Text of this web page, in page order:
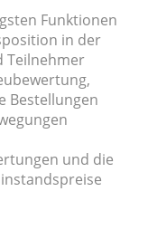
Funktionen
in der
Teilnehmer
Bestellungen
und die